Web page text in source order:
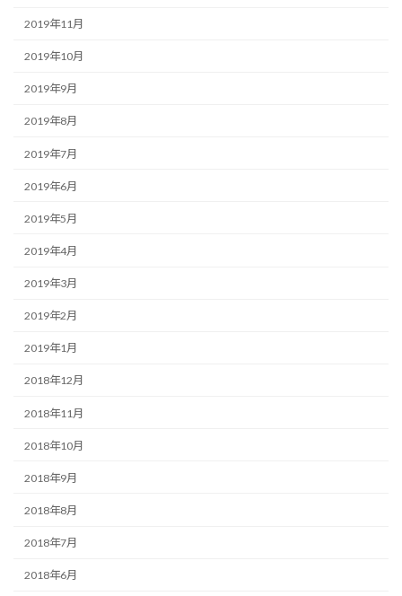
2019年11月
2019年10月
2019年9月
2019年8月
2019年7月
2019年6月
2019年5月
2019年4月
2019年3月
2019年2月
2019年1月
2018年12月
2018年11月
2018年10月
2018年9月
2018年8月
2018年7月
2018年6月